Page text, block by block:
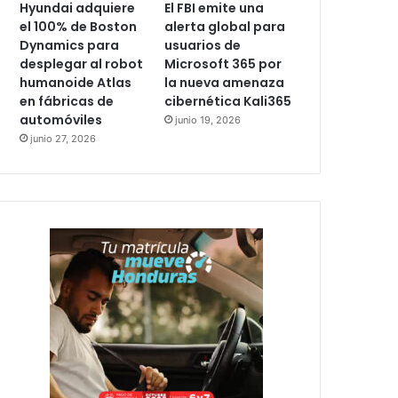
Hyundai adquiere
el 100% de Boston
Dynamics para
desplegar al robot
humanoide Atlas
en fábricas de
automóviles
junio 27, 2026
El FBI emite una
alerta global para
usuarios de
Microsoft 365 por
la nueva amenaza
cibernética Kali365
junio 19, 2026